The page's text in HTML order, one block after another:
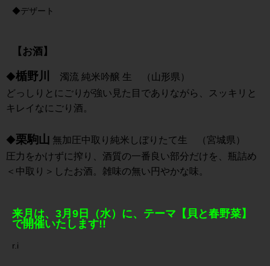
◆デザート
【お酒】
◆楯野川
濁流 純米吟醸 生 （山形県）
どっしりとにごりが強い見た目でありながら、スッキリと
キレイなにごり酒。
◆栗駒山 無加圧中取り純米しぼりたて生 （宮城県）
圧力をかけずに搾り、酒質の一番良い部分だけを、瓶詰め
＜中取り＞したお酒。雑味の無い円やかな味。
来月は、3月9日（水）に、テーマ【貝と春野菜】
で開催いたします!!
r.i